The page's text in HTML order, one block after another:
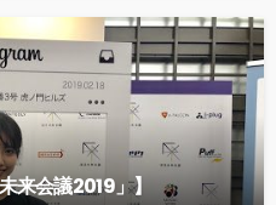
来会議2019」】